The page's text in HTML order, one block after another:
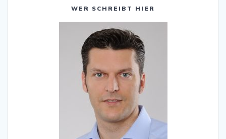
WER SCHREIBT HIER